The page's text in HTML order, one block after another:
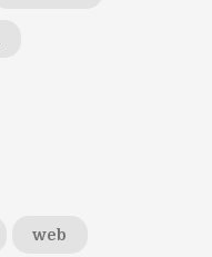
web